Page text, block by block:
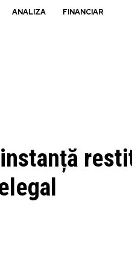
ANALIZA FINANCIAR